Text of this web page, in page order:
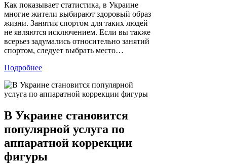
Как показывает статистика, в Украине
многие жители выбирают здоровый образ
жизни. Занятия спортом для таких людей
не являются исключением. Если вы также
всерьез задумались относительно занятий
спортом, следует выбрать место…
Подробнее
В Украине становится
популярной услуга по
аппаратной коррекции
фигуры